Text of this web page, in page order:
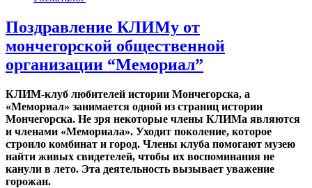
Поздравление КЛИМу от
мончегорской общественной
организации “Мемориал”
КЛИМ-клуб любителей истории Мончегорска, а
«Мемориал» занимается одной из страниц истории
Мончегорска. Не зря некоторые члены КЛИМа являются
и членами «Мемориала». Уходит поколение, которое
строило комбинат и город. Члены клуба помогают музею
найти живых свидетелей, чтобы их воспоминания не
канули в лето. Эта деятельность вызывает уважение
горожан.